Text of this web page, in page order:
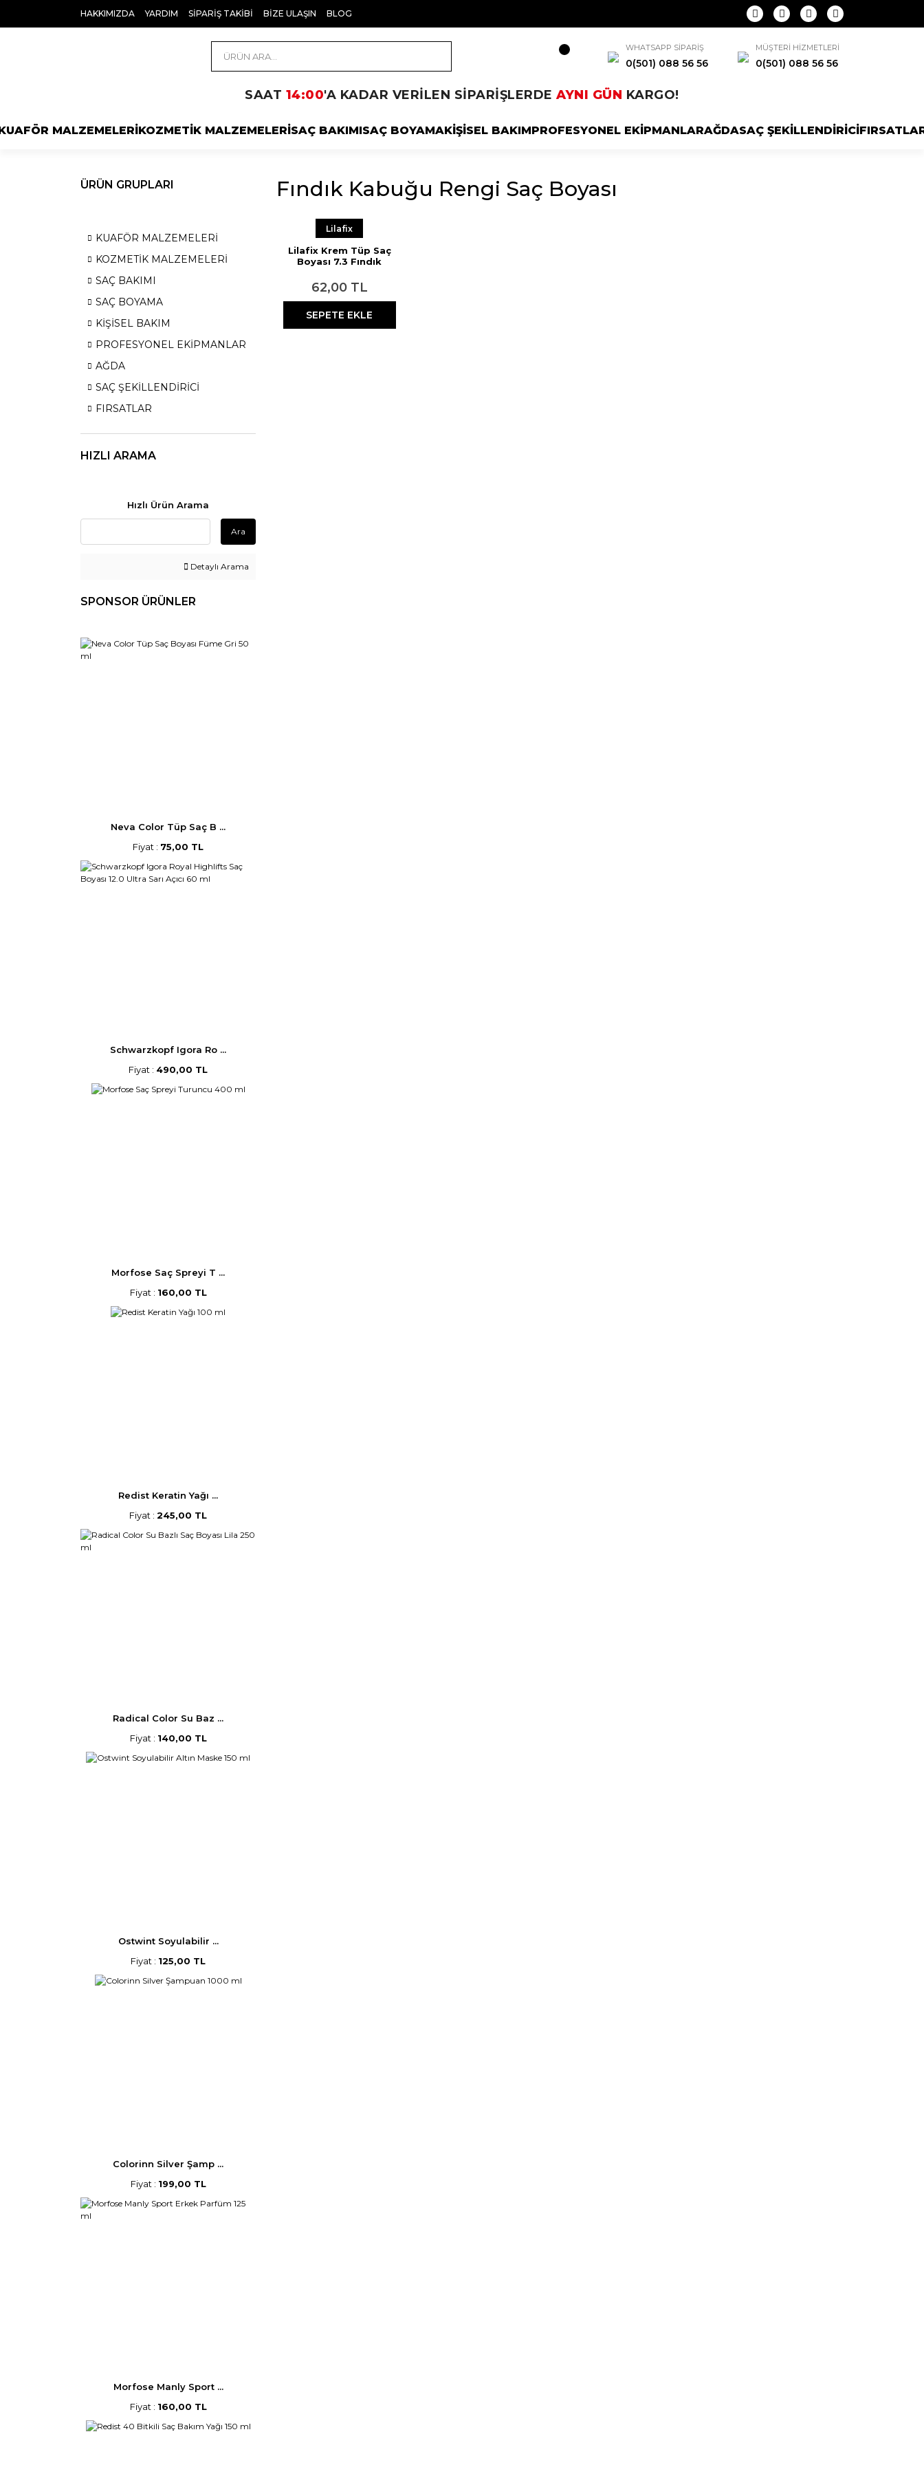
HAKKIMIZDA YARDIM SİPARİŞ TAKİBİ BİZE ULAŞIN BLOG
WHATSAPP SİPARİŞ
0(501) 088 56 56
MÜŞTERİ HİZMETLERİ
0(501) 088 56 56
SAAT 14:00'A KADAR VERİLEN SİPARİŞLERDEAYNI GÜN KARGO!
MALZEMELERİKOZMETİK MALZEMELERİSAÇ BAKIMISAÇ BOYAMAKİŞİSEL BAKIMPROFESYONEL EKİPMANLARAĞDASAÇ ŞEKİLLENDİRİCİ
ÜRÜN GRUPLARI
KUAFÖR MALZEMELERİ
KOZMETİK MALZEMELERİ
SAÇ BAKIMI
SAÇ BOYAMA
KİŞİSEL BAKIM
PROFESYONEL EKİPMANLAR
AĞDA
SAÇ ŞEKİLLENDİRİCİ
FIRSATLAR
HIZLI ARAMA
Hızlı Ürün Arama
Ara
Detaylı Arama
SPONSOR ÜRÜNLER
Neva Color Tüp Saç B ...
Fiyat : 75,00 TL
Schwarzkopf Igora Ro ...
Fiyat : 490,00 TL
Morfose Saç Spreyi T ...
Fiyat : 160,00 TL
Redist Keratin Yağı ...
Fiyat : 245,00 TL
Radical Color Su Baz ...
Fiyat : 140,00 TL
Ostwint Soyulabilir ...
Fiyat : 125,00 TL
Colorinn Silver Şamp ...
Fiyat : 199,00 TL
Morfose Manly Sport ...
Fiyat : 160,00 TL
Fındık Kabuğu Rengi Saç Boyası
Lilafix
Lilafix Krem Tüp Saç
Boyası 7.3 Fındık
62,00 TL
SEPETE EKLE